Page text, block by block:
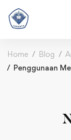
Home Blog
Penggunaan